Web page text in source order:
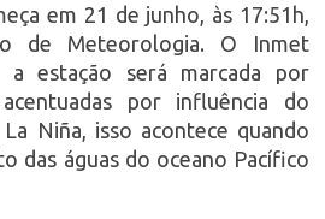
em 21 de junho, às 17:51h,
de Meteorologia. O Inmet
a estação será marcada por
por influência do
Niña, isso acontece quando
das águas do oceano Pacífico